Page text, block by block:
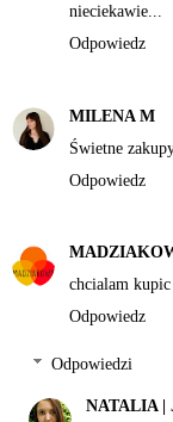
nieciekawie...
Odpowiedz
MILENA M
Świetne
Odpowiedz
chcialam
Odpowiedz
Odpowiedzi
NATALIA |